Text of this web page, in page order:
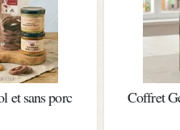
et sans porc
Coffret